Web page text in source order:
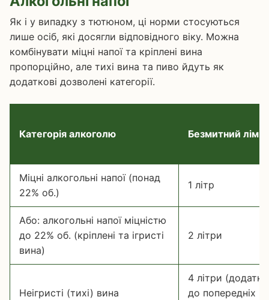
Як і у випадку з тютюном, ці норми стосуються
лише осіб, які досягли відповідного віку. Можна
комбінувати міцні напої та кріплені вина
пропорційно, але тихі вина та пиво йдуть як
додаткові дозволені категорії.
Категорія алкоголю Безмитний ліміт
Міцні алкогольні напої (понад
22% об.)
1 літр
Або: алкогольні напої міцністю
до 22% об. (кріплені та ігристі
вина)
2 літри
Неігристі (тихі) вина
4 літри
до попередніх